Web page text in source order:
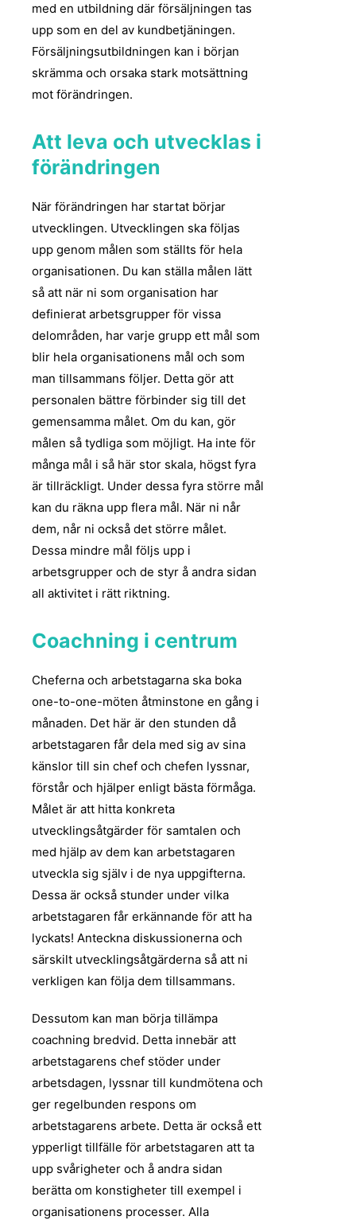
med en utbildning där försäljningen tas
upp som en del av kundbetjäningen.
Försäljningsutbildningen kan i början
skrämma och orsaka stark motsättning
mot förändringen.
Att leva och utvecklas i
förändringen
När förändringen har startat börjar
utvecklingen. Utvecklingen ska följas
upp genom målen som ställts för hela
organisationen. Du kan ställa målen lätt
så att när ni som organisation har
definierat arbetsgrupper för vissa
delområden, har varje grupp ett mål som
blir hela organisationens mål och som
man tillsammans följer. Detta gör att
personalen bättre förbinder sig till det
gemensamma målet. Om du kan, gör
målen så tydliga som möjligt. Ha inte för
många mål i så här stor skala, högst fyra
är tillräckligt. Under dessa fyra större mål
kan du räkna upp flera mål. När ni når
dem, når ni också det större målet.
Dessa mindre mål följs upp i
arbetsgrupper och de styr å andra sidan
all aktivitet i rätt riktning.
Coachning i centrum
Cheferna och arbetstagarna ska boka
one-to-one-möten åtminstone en gång i
månaden. Det här är den stunden då
arbetstagaren får dela med sig av sina
känslor till sin chef och chefen lyssnar,
förstår och hjälper enligt bästa förmåga.
Målet är att hitta konkreta
utvecklingsåtgärder för samtalen och
med hjälp av dem kan arbetstagaren
utveckla sig själv i de nya uppgifterna.
Dessa är också stunder under vilka
arbetstagaren får erkännande för att ha
lyckats! Anteckna diskussionerna och
särskilt utvecklingsåtgärderna så att ni
verkligen kan följa dem tillsammans.
Dessutom kan man börja tillämpa
coachning bredvid. Detta innebär att
arbetstagarens chef stöder under
arbetsdagen, lyssnar till kundmötena och
ger regelbunden respons om
arbetstagarens arbete. Detta är också ett
ypperligt tillfälle för arbetstagaren att ta
upp svårigheter och å andra sidan
berätta om konstigheter till exempel i
organisationens processer. Alla